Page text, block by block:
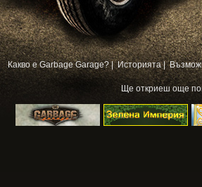
Какво е Garbage Garage? | Историята |
Ще откриеш още